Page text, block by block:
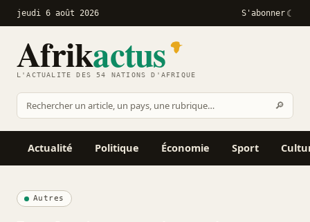
jeudi 6 août 2026 S'abonner
Afrikactus
L'ACTUALITÉ DES 54 NATIONS D'AFRIQUE
Rechercher
sur
Afrikactus
🔎
Actualité Politique Économie Sport
Autres